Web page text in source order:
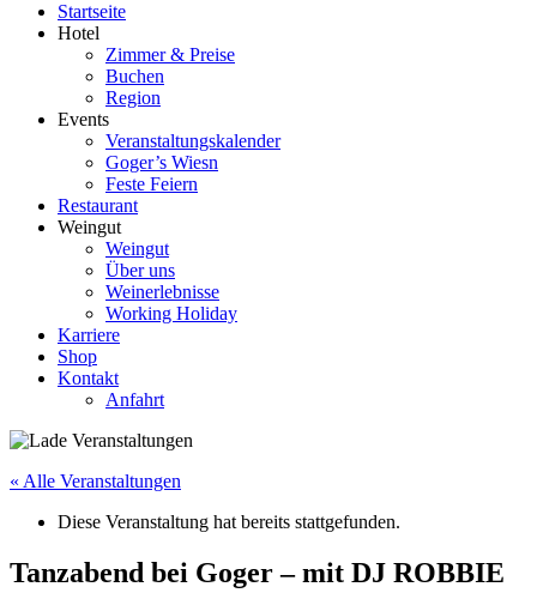
Startseite
Hotel
Zimmer & Preise
Buchen
Region
Events
Veranstaltungskalender
Goger’s Wiesn
Feste Feiern
Restaurant
Weingut
Weingut
Über uns
Weinerlebnisse
Working Holiday
Karriere
Shop
Kontakt
Anfahrt
« Alle Veranstaltungen
Diese Veranstaltung hat bereits stattgefunden.
Tanzabend bei Goger – mit DJ ROBBIE